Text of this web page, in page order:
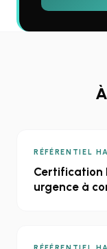
RÉFÉRENTIEL
Certification
urgence à